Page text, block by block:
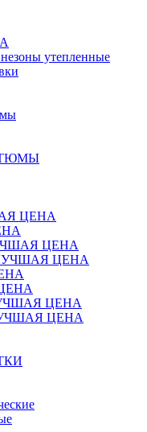
утепленные
ЦЕНА
ЦЕНА
ЛУЧШАЯ ЦЕНА
ЦЕНА
ЦЕНА